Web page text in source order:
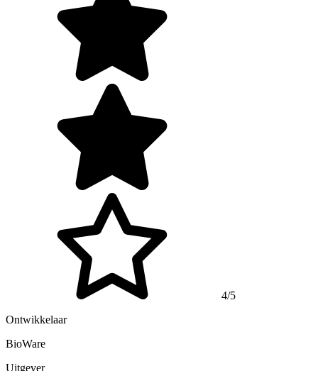
4/5
Ontwikkelaar
BioWare
Uitgever